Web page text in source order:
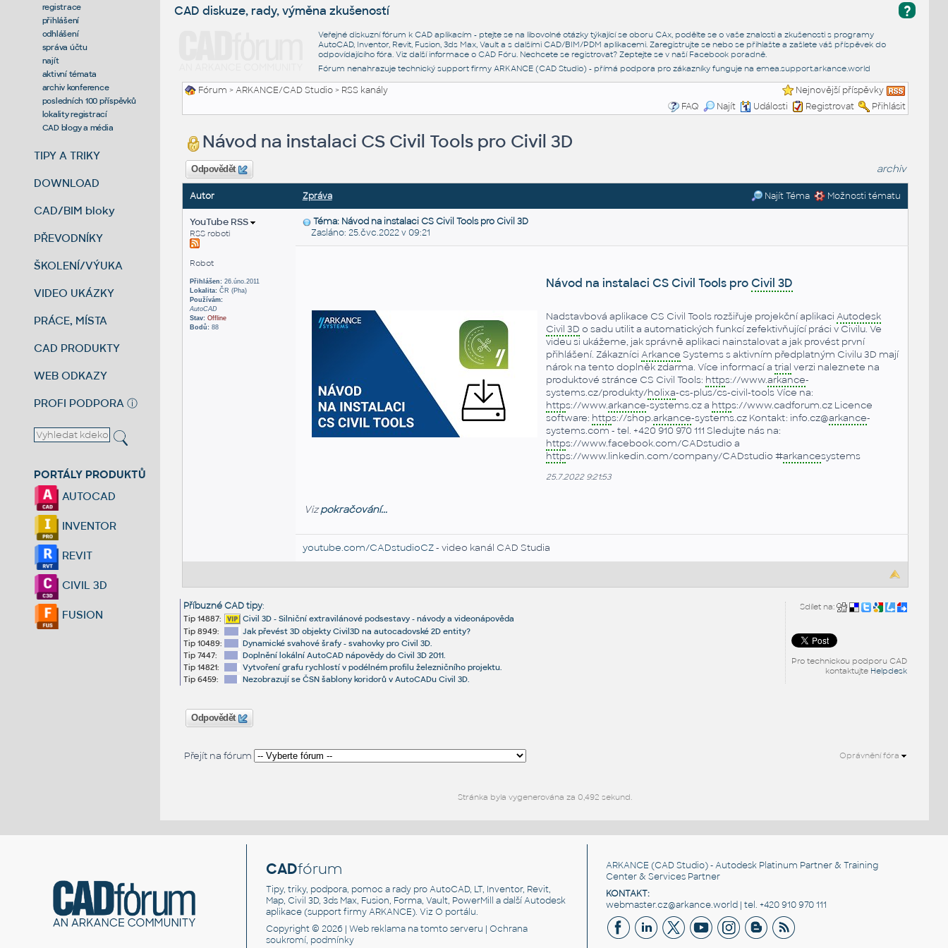
registrace
přihlášení
odhlášení
správa účtu
najít
aktivní témata
archiv konference
posledních 100 příspěvků
lokality registrací
CAD blogy a média
TIPY A TRIKY
DOWNLOAD
CAD/BIM bloky
PŘEVODNÍKY
ŠKOLENÍ/VÝUKA
VIDEO UKÁZKY
PRÁCE, MÍSTA
CAD PRODUKTY
WEB ODKAZY
PROFI PODPORA ⓘ
PORTÁLY PRODUKTŮ
AUTOCAD
INVENTOR
REVIT
CIVIL 3D
FUSION
?
CAD diskuze, rady, výměna zkušeností
Veřejné diskuzní fórum k CAD aplikacím - ptejte se na libovolné otázky týkající se oboru CAx, podělte se o vaše znalosti a zkušenosti s programy
AutoCAD, Inventor, Revit, Fusion, 3ds Max, Vault a s dalšími CAD/BIM/PDM aplikacemi. Zaregistrujte se nebo se přihlašte a zašlete váš příspěvek do
odpovídajícího fóra. Viz další informace o CAD Fóru. Nechcete se registrovat? Zeptejte se v naší Facebook poradně.
Fórum nenahrazuje technický support firmy ARKANCE (CAD Studio) - přímá podpora pro zákazníky funguje na emea.support.arkance.world
Fórum >ARKANCE/CAD Studio> RSS kanály
Nejnovější příspěvky
FAQ
Najít Události Registrovat Přihlásit
Návod na instalaci CS Civil Tools pro Civil 3D
Odpovědět archiv
Autor Zpráva Najít Téma Možnosti tématu
YouTube RSS
RSS roboti
Robot
Přihlášen:26.úno.2011
Lokalita:ČR (Pha)
Používám:
AutoCAD
Stav: Offline
Bodů:88
Téma: Návod na instalaci CS Civil Tools pro Civil 3D
Zasláno: 25.čvc.2022 v 09:21
Návod na instalaci CS Civil Tools proCivil 3D
Nadstavbová aplikace CS Civil Tools rozšiřuje projekční aplikaci Autodesk
Civil 3D o sadu utilit a automatických funkcí zefektivňující práci v Civilu. Ve
videu si ukážeme, jak správně aplikaci nainstalovat a jak provést první
přihlášení. Zákazníci Arkance Systems s aktivním předplatným Civilu 3D mají
nárok na tento doplněk zdarma. Více informací a trial verzi naleznete na
produktové stránce CS Civil Tools: https://www.arkance-
systems.cz/produkty/holixa-cs-plus/cs-civil-tools Více na:
https://www.arkance-systems.cz a https://www.cadforum.cz Licence
software: https://shop.arkance-systems.cz Kontakt: info.cz@arkance-
systems.com - tel. +420 910 970 111 Sledujte nás na:
https://www.facebook.com/CADstudio a
https://www.linkedin.com/company/CADstudio #arkancesystems
25.7.2022 9:21:53
Vizpokračování...
youtube.com/CADstudioCZ- video kanál CAD Studia
Sdílet na:
Pro technickou podporu CAD
kontaktujte Helpdesk
Příbuzné CAD tipy:
Tip 14887:
Civil 3D - Silniční extravilánové podsestavy - návody a videonápověda
Tip 8949:
Jak převést 3D objekty Civil3D na autocadovské 2D entity?
Tip 10489:
Dynamické svahové šrafy - svahovky pro Civil 3D.
Tip 7447:
Doplnění lokální AutoCAD nápovědy do Civil 3D 2011.
Tip 14821:
Vytvoření grafu rychlostí v podélném profilu železničního projektu.
Tip 6459:
Nezobrazují se ČSN šablony koridorů v AutoCADu Civil 3D.
Odpovědět
Přejít na fórum Oprávnění fóra
Stránka byla vygenerována za 0,492 sekund.
CADfórum
Tipy, triky, podpora, pomoc a rady pro AutoCAD, LT, Inventor, Revit,
Map, Civil 3D, 3ds Max, Fusion, Forma, Vault, PowerMill a další Autodesk
aplikace (support firmy ARKANCE). VizO portálu.
Copyright © 2026 |Web reklama na tomto serveru |Ochrana
soukromí, podmínky
ARKANCE (CAD Studio) - Autodesk Platinum Partner & Training
Center & Services Partner
KONTAKT:
webmaster.cz@arkance.world | tel. +420 910 970 111